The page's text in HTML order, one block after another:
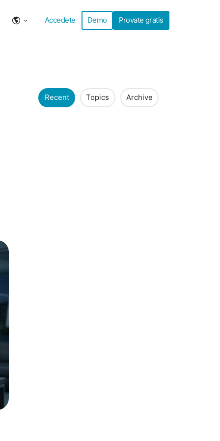
Accedete Demo Provate gratis
Recent Topics Archive